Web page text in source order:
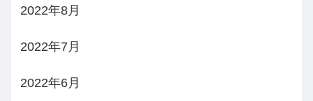
2022年8月
2022年7月
2022年6月